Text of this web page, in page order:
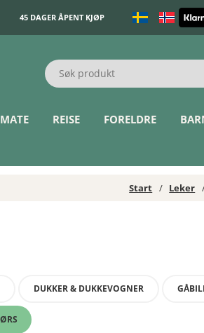
45 DAGER ÅPENT KJØP
REISE FORELDRE
Start Leker
DUKKER & DUKKEVOGNER